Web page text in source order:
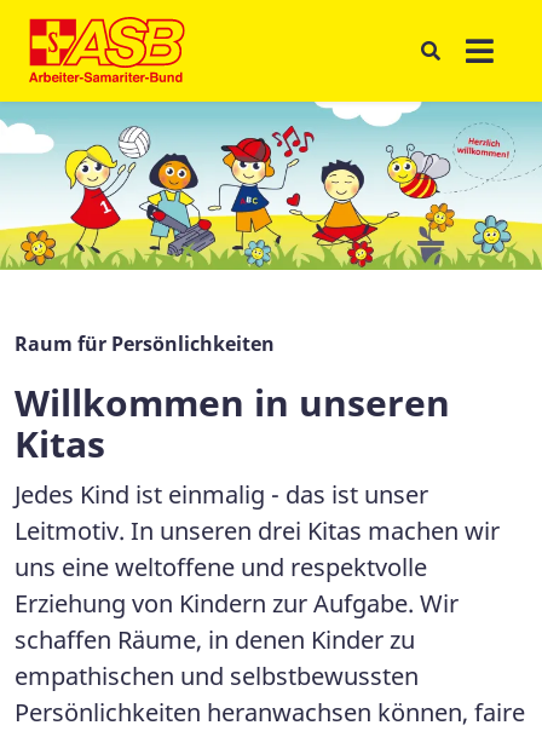
Raum für Persönlichkeiten
Willkommen in unseren
Kitas
Jedes Kind ist einmalig - das ist unser
Leitmotiv. In unseren drei Kitas machen wir
uns eine weltoffene und respektvolle
Erziehung von Kindern zur Aufgabe. Wir
schaffen Räume, in denen Kinder zu
empathischen und selbstbewussten
Persönlichkeiten heranwachsen können, faire